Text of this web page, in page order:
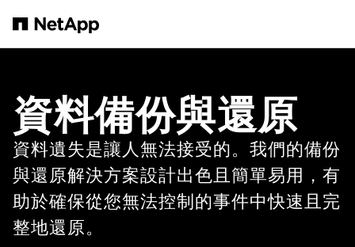
資料備份與還原
資料遺失是讓人無法接受的。我們的備份
與還原解決方案設計出色且簡單易用，有
助於確保從您無法控制的事件中快速且完
整地還原。